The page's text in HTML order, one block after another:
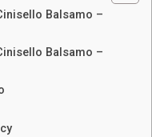
Balsamo –
Balsamo –